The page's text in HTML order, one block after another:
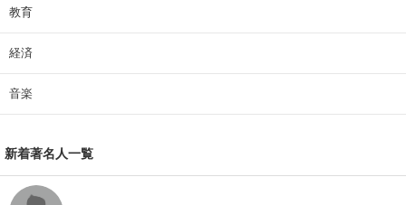
教育
経済
音楽
新着著名人一覧